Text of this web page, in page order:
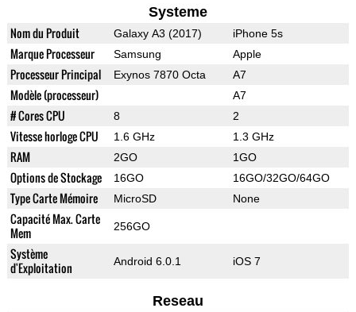
Systeme
Nom du Produit Galaxy A3 (2017) iPhone 5s
Marque Processeur Samsung Apple
Processeur Principal Exynos 7870 Octa A7
Modèle (processeur) A7
# Cores CPU 8 2
Vitesse horloge CPU 1.6 GHz 1.3 GHz
RAM 2GO 1GO
Options de Stockage 16GO 16GO/32GO/64GO
Type Carte Mémoire MicroSD None
Capacité Max. Carte
Mem
256GO
Système
d'Exploitation
Android 6.0.1 iOS 7
Reseau